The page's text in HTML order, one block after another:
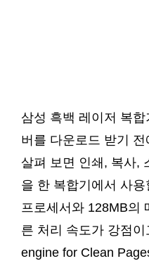
삼성 흑백 레이저 복합
버를 다운로드 받기
살펴 보면 인쇄, 복사,
을 한 복합기에서 사
프로세서와 128MB의
른 처리 속도가 강점
engine for Clean